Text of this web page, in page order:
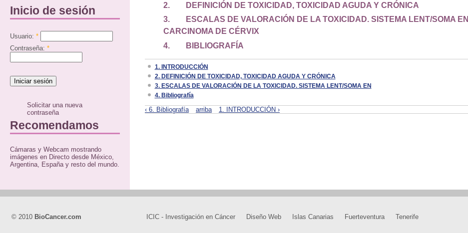
Inicio de sesión
Usuario: *
Contraseña: *
Solicitar una nueva
contraseña
Recomendamos
Cámaras y Webcam mostrando
imágenes en Directo desde México,
Argentina, España y resto del mundo.
2. DEFINICIÓN DE TOXICIDAD, TOXICIDAD AGUDA Y CRÓNICA
3.
ESCALAS DE VALORACIÓN DE LA TOXICIDAD. SISTEMA LENT/SOMA EN
CARCINOMA DE CÉRVIX
4. BIBLIOGRAFÍA
1. INTRODUCCIÓN
2. DEFINICIÓN DE TOXICIDAD, TOXICIDAD AGUDA Y CRÓNICA
3. ESCALAS DE VALORACIÓN DE LA TOXICIDAD. SISTEMA LENT/SOMA EN
4. Bibliografía
‹ 6. Bibliografía arriba 1. INTRODUCCIÓN ›
© 2010 BioCancer.com ICIC - Investigación en Cáncer Diseño Web Islas Canarias Fuerteventura Tenerife